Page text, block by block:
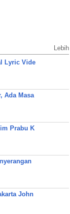
Lebih
Lyric Vide
Ada Masa
Prabu K
John